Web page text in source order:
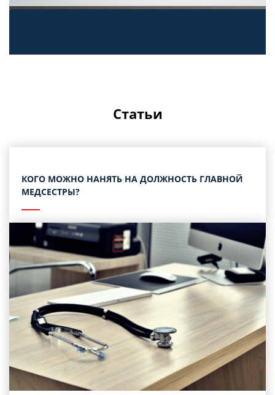
Статьи
КОГО МОЖНО НАНЯТЬ НА ДОЛЖНОСТЬ ГЛАВНОЙ
МЕДСЕСТРЫ?